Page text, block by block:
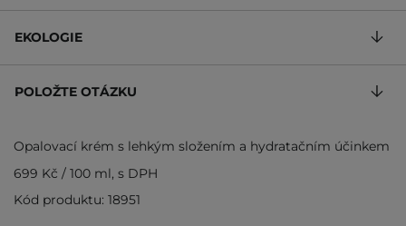
EKOLOGIE
POLOŽTE OTÁZKU
Opalovací krém s lehkým složením a hydratačním účinkem
699 Kč / 100 ml, s DPH
Kód produktu: 18951